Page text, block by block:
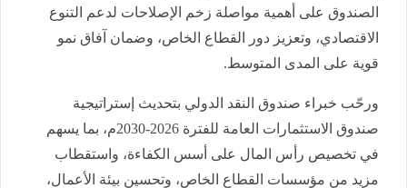
الصندوق على أهمية مواصلة زخم الإصلاحات لدعم التنوع
الاقتصادي، وتعزيز دور القطاع الخاص، وضمان آفاق نمو
قوية على المدى المتوسط.
ورحّب خبراء صندوق النقد الدولي بتحديث إستراتيجية
صندوق الاستثمارات العامة للفترة 2026-2030م، بما يسهم
في تخصيص رأس المال على أسس الكفاءة، واستقطاب
مزيد من مؤسسات القطاع الخاص، وتحسين بيئة الأعمال،